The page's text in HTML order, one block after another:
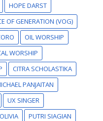
HOPE DARST
OF GENERATION (VOG)
OIL WORSHIP
WORSHIP
CITRA SCHOLASTIKA
PANJAITAN
UX SINGER
OLIVIA
PUTRI SIAGIAN